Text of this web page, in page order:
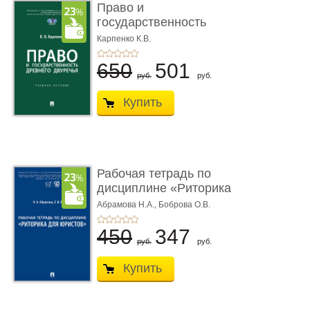
Право и
государственность
Древнего Двуречья. �
...
Карпенко К.В.
650 руб. 501 руб.
Купить
Рабочая тетрадь по
дисциплине «Риторика
для ю� ...
Абрамова Н.А., Боброва О.В.
450 руб. 347 руб.
Купить